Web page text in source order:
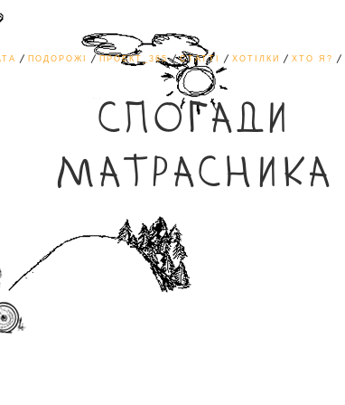
ПОДОРОЖІ ПРОЕКТ_365 СТАТТІ ХОТІЛКИ ХТО Я?
СПОГАДИ
МАТРАСНИКА